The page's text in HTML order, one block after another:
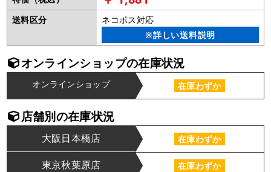
送料区分
ネコポス対応
※詳しい送料説明
オンラインショップの在庫状況
オンラインショップ 在庫わずか
店舗別の在庫状況
大阪日本橋店 在庫わずか
東京秋葉原店 在庫わずか